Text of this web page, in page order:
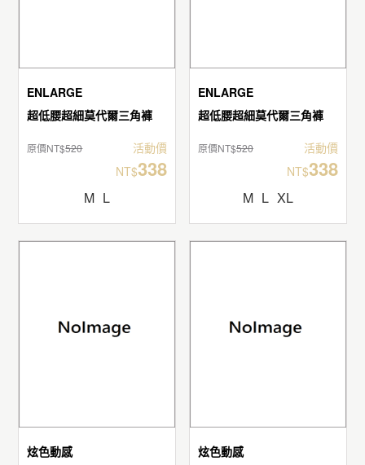
ENLARGE
超低腰超細莫代爾三角褲
原價NT$520
活動價
NT$338
M L
ENLARGE
超低腰超細莫代爾三角褲
原價NT$520
活動價
NT$338
M L XL
炫色動感
炫色動感